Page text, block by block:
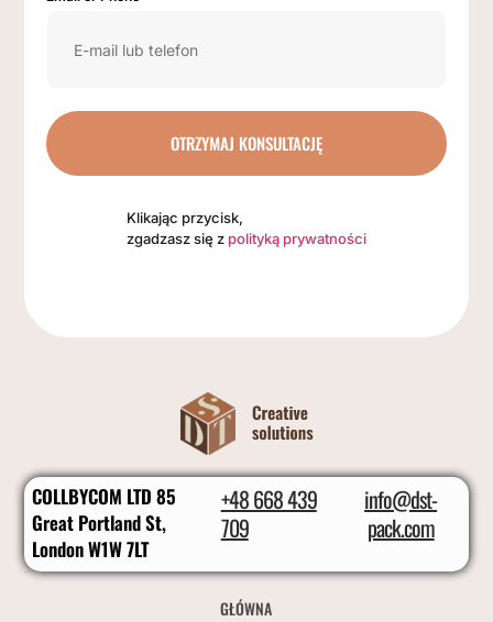
OTRZYMAJ KONSULTACJĘ
Klikając przycisk,
zgadzasz się z polityką prywatności
COLLBYCOM LTD 85
Great Portland St,
London W1W 7LT
+48 668 439
709
info@dst-
pack.com
GŁÓWNA